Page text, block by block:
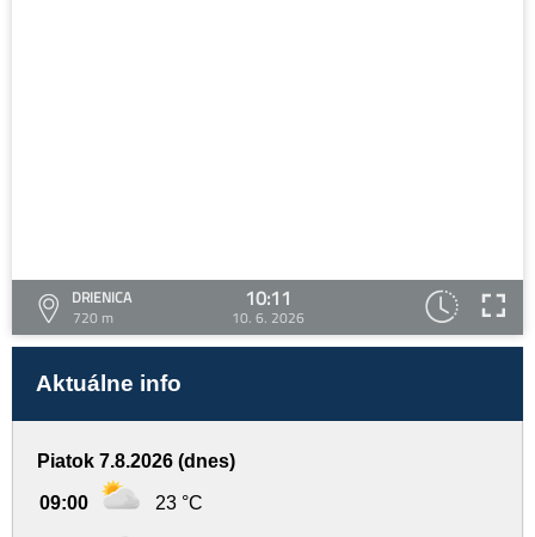
DRIENICA
720 m
10:11
10. 6. 2026
Aktuálne info
Piatok 7.8.2026 (dnes)
09:00 23 °C